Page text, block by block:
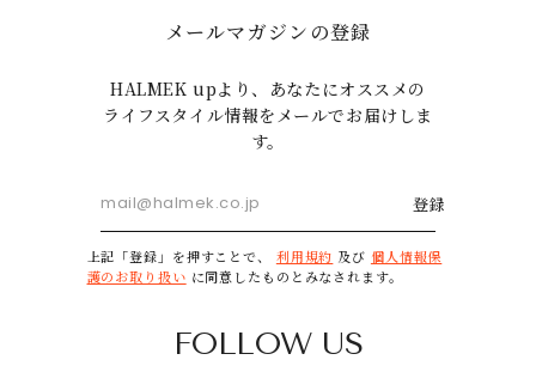
メールマガジンの登録
HALMEK upより、あなたにオススメの
ライフスタイル情報をメールでお届けしま
す。
登録
上記「登録」を押すことで、 利用規約 及び 個人情報保
護のお取り扱い に同意したものとみなされます。
FOLLOW US